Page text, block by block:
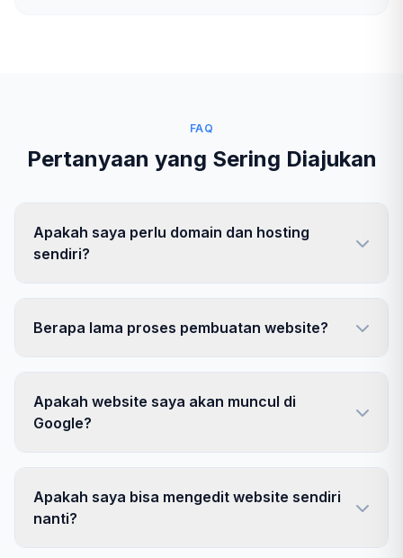
FAQ
Pertanyaan yang Sering Diajukan
Apakah saya perlu domain dan hosting
sendiri?
Berapa lama proses pembuatan website?
Apakah website saya akan muncul di
Google?
Apakah saya bisa mengedit website sendiri
nanti?